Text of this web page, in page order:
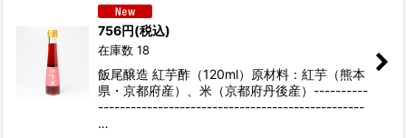
756円(税込)
在庫数 18
飯尾醸造 紅芋酢（120ml）原材料：紅芋（熊本
県・京都府産）、米（京都府丹後産）----------
-------------------------------------------------
…